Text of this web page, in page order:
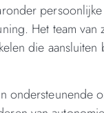
Het team van
die
ondersteunende